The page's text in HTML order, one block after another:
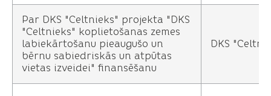
Par DKS "Celtnieks" projekta "DKS
"Celtnieks" koplietošanas zemes
labiekārtošanu pieaugušo un
bērnu sabiedriskās un atpūtas
vietas izveidei" finansēšanu
DKS